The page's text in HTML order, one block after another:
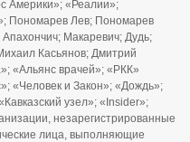
Америки»; «Реалии»;
Пономарев Лев; Пономарев
Макаревич; Дудь;
Касьянов; Дмитрий
«Альянс врачей»; «РКК»
«Человек и Закон»; «Дождь»;
узел»; «Insider»;
незарегистрированные
лица, выполняющие